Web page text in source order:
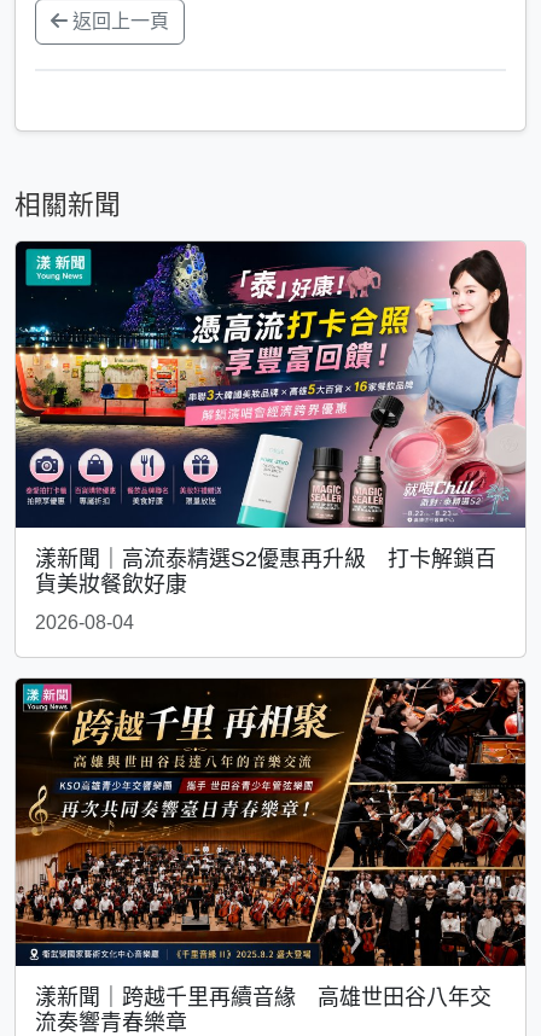
返回上一頁
相關新聞
漾新聞｜高流泰精選S2優惠再升級 打卡解鎖百
貨美妝餐飲好康
2026-08-04
漾新聞｜跨越千里再續音緣 高雄世田谷八年交
流奏響青春樂章